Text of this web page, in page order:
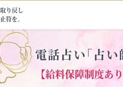
り戻し
符を。
電話占い「占い
【給料保障制度あ